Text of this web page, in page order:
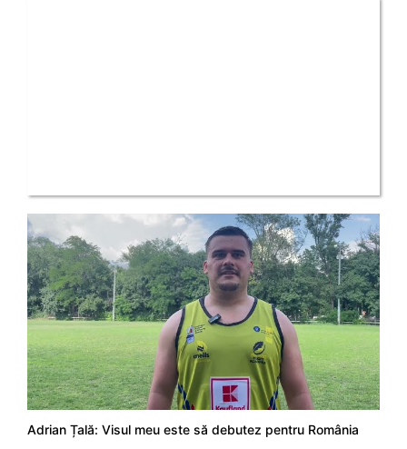
Adrian Țală: Visul meu este să debutez pentru România